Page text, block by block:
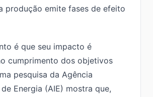
produção emite fases de efeito
é que seu impacto é
cumprimento dos objetivos
pesquisa da Agência
Energia (AIE) mostra que,